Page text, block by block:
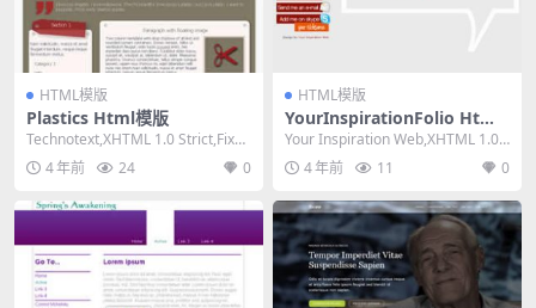
HTML模版
Plastics Html模版
Technotext,XHTML 1.0 Strict,Fixed
Width,...
4 年前 24 0
HTML模版
YourInspirationFolio Html
模版
Your Inspiration Web,XHTML 1.0
Strict,Fi...
4 年前 11 0